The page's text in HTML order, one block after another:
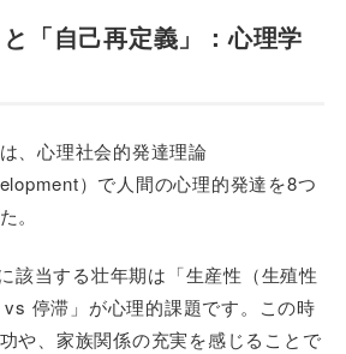
と「自己再定義」：心理学
、心理社会的発達理論
）で人間の心理的発達を8つ
。
該当する壮年期は「生産性（生殖性
停滞」が心理的課題です。この時
や、家族関係の充実を感じることで